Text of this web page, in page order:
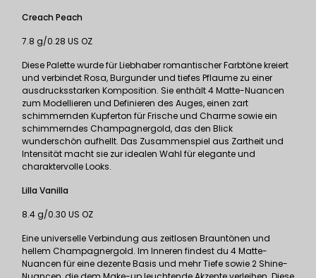
Creach Peach
7.8 g/0.28 US OZ
Diese Palette wurde für Liebhaber romantischer Farbtöne kreiert
und verbindet Rosa, Burgunder und tiefes Pflaume zu einer
ausdrucksstarken Komposition. Sie enthält 4 Matte-Nuancen
zum Modellieren und Definieren des Auges, einen zart
schimmernden Kupferton für Frische und Charme sowie ein
schimmerndes Champagnergold, das den Blick
wunderschön aufhellt. Das Zusammenspiel aus Zartheit und
Intensität macht sie zur idealen Wahl für elegante und
charaktervolle Looks.
Lilla Vanilla
8.4 g/0.30 US OZ
Eine universelle Verbindung aus zeitlosen Brauntönen und
hellem Champagnergold. Im Inneren findest du 4 Matte-
Nuancen für eine dezente Basis und mehr Tiefe sowie 2 Shine-